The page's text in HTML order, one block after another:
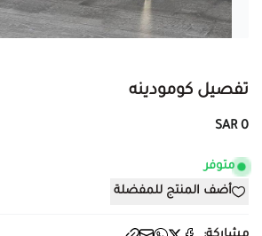
تفصيل كومودينه
0 SAR
متوفر
أضف المنتج للمفضلة